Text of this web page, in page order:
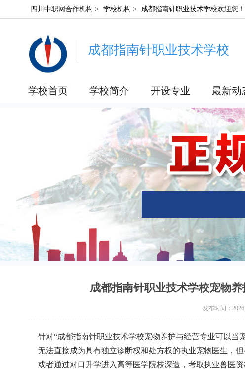
四川中职网 合作机构 > 学校机构 > 成都指南针职业技术学校欢迎您！
成都指南针职业技术学校
学校首页 学校简介 开设专业 最新动
成都指南针职业技术学校宠物
发布时间：
针对“成都指南针职业技术学校宠物养护与经营专业可以
无法直接成为具有独立诊断权和处方权的执业宠物医生，
或者通过对口升学进入高等医学院校深造，考取执业兽医资